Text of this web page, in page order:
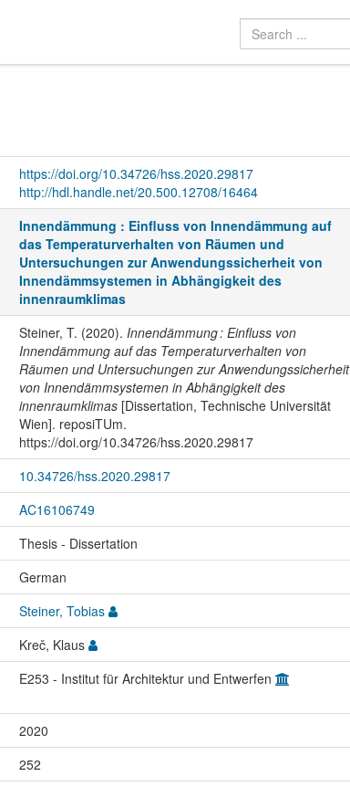
https://doi.org/10.34726/hss.2020.29817
http://hdl.handle.net/20.500.12708/16464
Innendämmung : Einfluss von Innendämmung auf
das Temperaturverhalten von Räumen und
Untersuchungen zur Anwendungssicherheit von
Innendämmsystemen in Abhängigkeit des
innenraumklimas
Steiner, T. (2020). Innendämmung : Einfluss von
Innendämmung auf das Temperaturverhalten von
Räumen und Untersuchungen zur Anwendungssicherheit
von Innendämmsystemen in Abhängigkeit des
innenraumklimas[Dissertation, Technische Universität
Wien]. reposiTUm.
https://doi.org/10.34726/hss.2020.29817
10.34726/hss.2020.29817
AC16106749
Thesis - Dissertation
German
Steiner, Tobias
Kreč, Klaus
E253 - Institut für Architektur und Entwerfen
2020
252